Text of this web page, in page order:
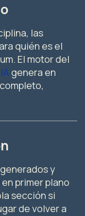
las
quién es el
El motor del
genera en
y
primer plano
sección si
de volver a